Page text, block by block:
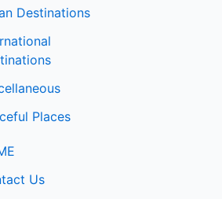
Destinations
Places
Us